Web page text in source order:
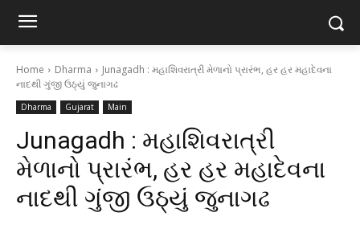
Home Dharma
Junagadh : મહાશિવરાત્રી મેળાનો પ્રારંભ, હર હર મહાદેવના
નાદથી ગુંજી ઉઠ્યું જુનાગઢ
Dharma Gujarat Main
Junagadh : મહાશિવરાત્રી
મેળાનો પ્રારંભ, હર હર મહાદેવના
નાદથી ગુંજી ઉઠ્યું જુનાગઢ